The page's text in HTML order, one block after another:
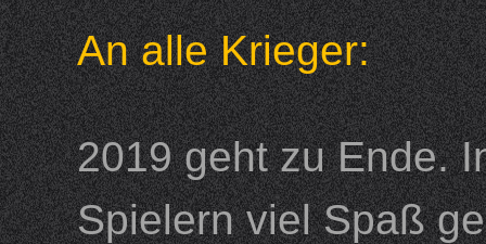
An alle Krieger:
2019 geht zu Ende.
Spielern viel Spaß